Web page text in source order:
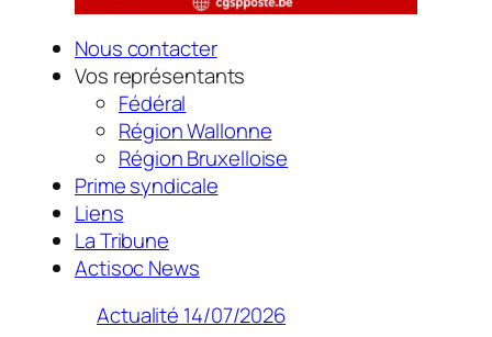
Nous contacter
Vos représentants
Fédéral
Région Wallonne
Région Bruxelloise
Prime syndicale
Liens
La Tribune
Actisoc News
Actualité 14/07/2026